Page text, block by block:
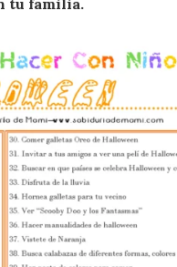
tu familia.